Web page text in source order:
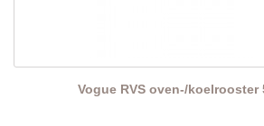
Vogue RVS oven-/koelrooster